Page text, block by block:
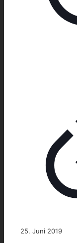
25. Juni 2019